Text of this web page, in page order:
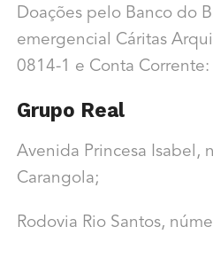
Doações pelo Banco do
emergencial Cáritas
0814-1 e Conta
Grupo Real
Avenida Princesa Isabel,
Carangola;
Rodovia Rio Santos,